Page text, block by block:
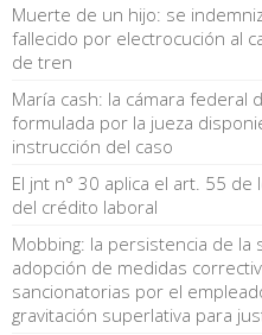
Muerte de un hijo: se
fallecido por electrocución al
de tren
María cash: la cámara federal
formulada por la jueza
instrucción del caso
El jnt n° 30 aplica el art. 55
del crédito laboral
Mobbing: la persistencia de la
adopción de medidas
sancionatorias por el
gravitación superlativa para